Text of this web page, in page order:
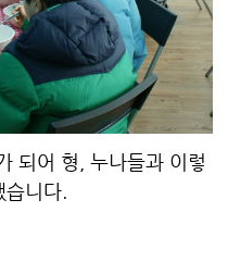
되어 형, 누나들과 이렇
니다.